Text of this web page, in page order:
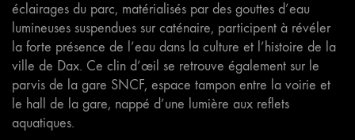
éclairages du parc, matérialisés par des gouttes d’eau
lumineuses suspendues sur caténaire, participent à révéler
la forte présence de l’eau dans la culture et l’histoire de la
ville de Dax. Ce clin d’œil se retrouve également sur le
parvis de la gare SNCF, espace tampon entre la voirie et
le hall de la gare, nappé d’une lumière aux reflets
aquatiques.